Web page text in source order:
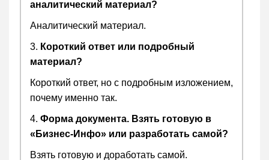
аналитический материал?
Аналитический материал.
3. Короткий ответ или подробный
материал?
Короткий ответ, но с подробным изложением,
почему именно так.
4. Форма документа. Взять готовую в
«Бизнес-Инфо» или разработать самой?
Взять готовую и доработать самой.